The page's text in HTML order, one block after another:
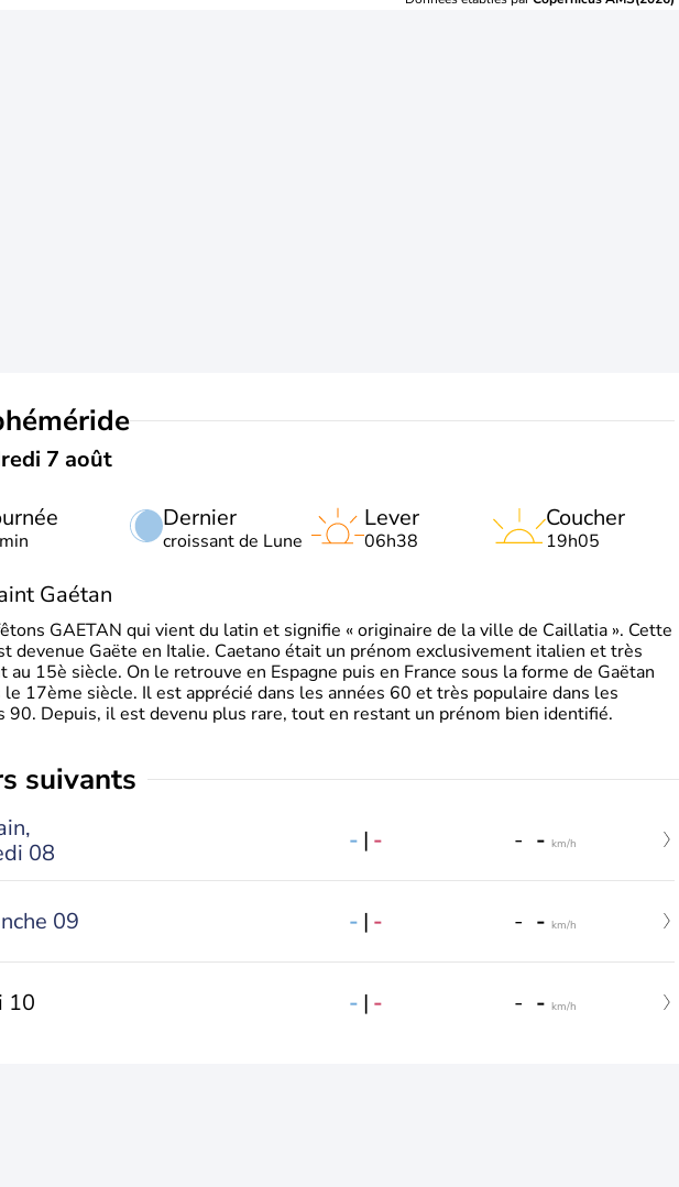
7 août
Dernier
croissant de Lune
Lever
06h38
Coucher
19h05
Gaétan
GAETAN qui vient du latin et signifie « originaire de la ville de Caillatia ». Cette
devenue Gaëte en Italie. Caetano était un prénom exclusivement italien et très
au 15è siècle. On le retrouve en Espagne puis en France sous la forme de Gaëtan
le 17ème siècle. Il est apprécié dans les années 60 et très populaire dans les
90. Depuis, il est devenu plus rare, tout en restant un prénom bien identifié.
suivants
08
- | - - - km/h
09 - | - - - km/h
10 - | - - - km/h